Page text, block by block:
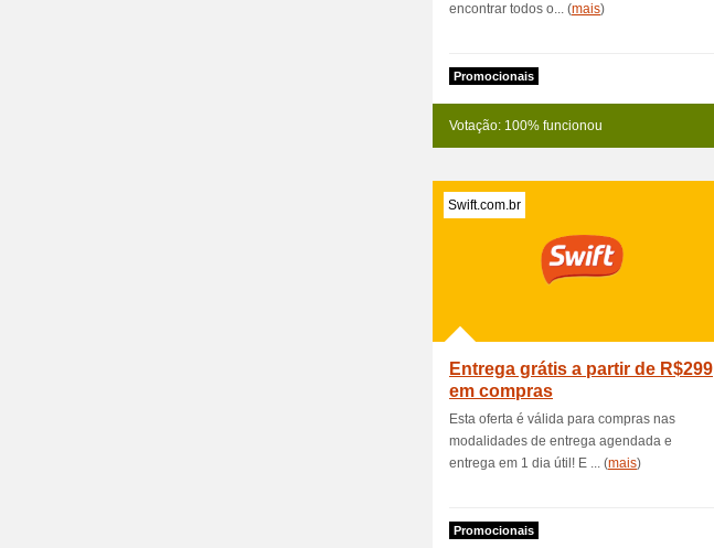
encontrar todos o... (mais)
Promocionais
Votação: 100% funcionou
Swift.com.br
Entrega grátis a partir de R$299
em compras
Esta oferta é válida para compras nas
modalidades de entrega agendada e
entrega em 1 dia útil! E ... (mais)
Promocionais